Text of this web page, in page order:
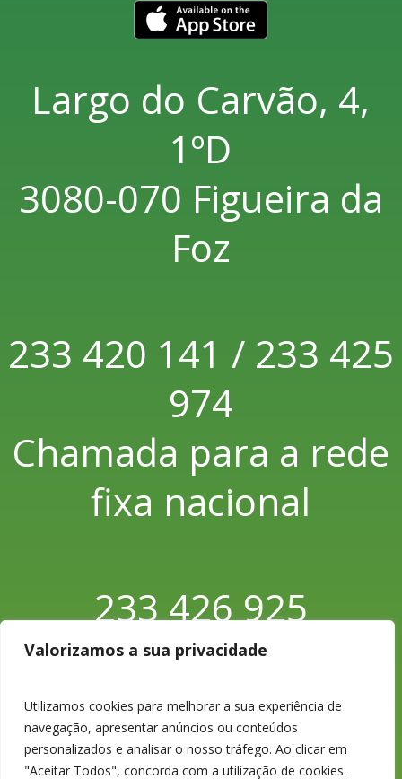
Valorizamos a sua privacidade
Utilizamos cookies para melhorar a sua experiência de
navegação, apresentar anúncios ou conteúdos
personalizados e analisar o nosso tráfego. Ao clicar em
"Aceitar Todos", concorda com a utilização de cookies.
Largo do Carvão, 4,
1ºD
3080-070 Figueira da
Foz
233 420 141 / 233 425
974
Chamada para a rede
fixa nacional
233 426 925
Chamada para a rede
fixa nacional